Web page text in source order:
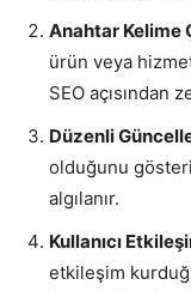
Anahtar Kelime
ürün veya
SEO açısından
Düzenli
olduğunu
algılanır.
Kullanıcı
etkileşim